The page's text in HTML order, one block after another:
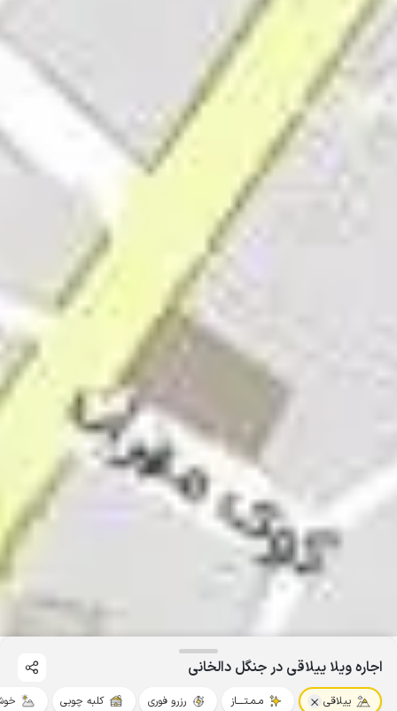
اجاره ویلا ییلاقی در جنگل دالخانی
ییلاقی مـمـتــــاز رزرو فوری کلبه چوبی